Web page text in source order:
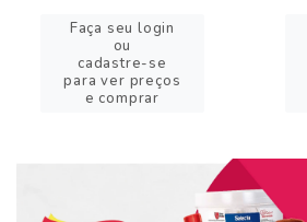
Faça seu login
ou
cadastre-se
para ver preços
e comprar